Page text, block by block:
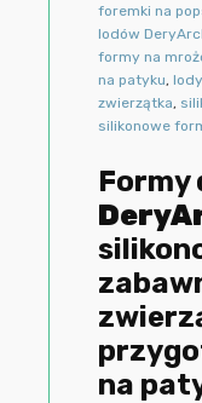
foremki na
lodów
formy na
na patyku,
zwierzątka,
silikonowe
Formy
na